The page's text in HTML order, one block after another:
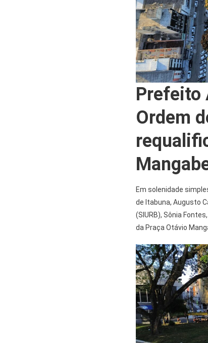
Prefeito
Ordem
Em solenidade
de Itabuna, Augusto
(SIURB), Sônia
da Praça Otávio